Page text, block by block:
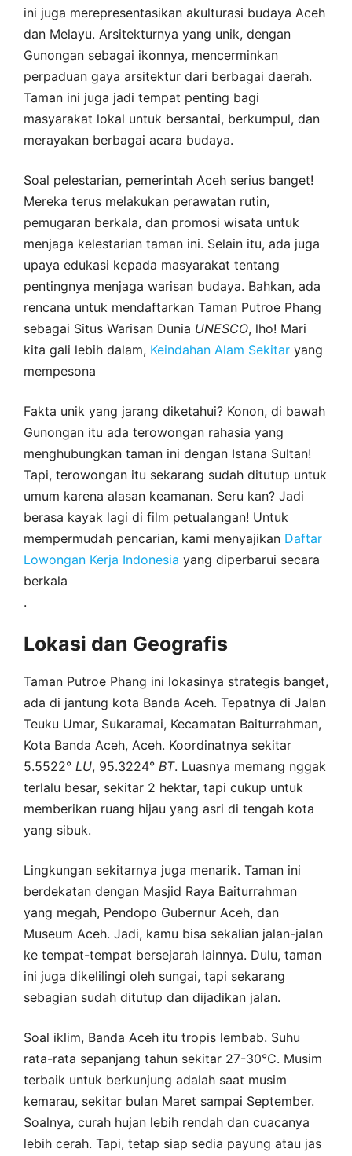
ini juga merepresentasikan akulturasi budaya Aceh
dan Melayu. Arsitekturnya yang unik, dengan
Gunongan sebagai ikonnya, mencerminkan
perpaduan gaya arsitektur dari berbagai daerah.
Taman ini juga jadi tempat penting bagi
masyarakat lokal untuk bersantai, berkumpul, dan
merayakan berbagai acara budaya.
Soal pelestarian, pemerintah Aceh serius banget!
Mereka terus melakukan perawatan rutin,
pemugaran berkala, dan promosi wisata untuk
menjaga kelestarian taman ini. Selain itu, ada juga
upaya edukasi kepada masyarakat tentang
pentingnya menjaga warisan budaya. Bahkan, ada
rencana untuk mendaftarkan Taman Putroe Phang
sebagai Situs Warisan Dunia UNESCO, lho! Mari
kita gali lebih dalam, Keindahan Alam Sekitar yang
mempesona
Fakta unik yang jarang diketahui? Konon, di bawah
Gunongan itu ada terowongan rahasia yang
menghubungkan taman ini dengan Istana Sultan!
Tapi, terowongan itu sekarang sudah ditutup untuk
umum karena alasan keamanan. Seru kan? Jadi
berasa kayak lagi di film petualangan! Untuk
mempermudah pencarian, kami menyajikan Daftar
Lowongan Kerja Indonesia yang diperbarui secara
berkala
.
Lokasi dan Geografis
Taman Putroe Phang ini lokasinya strategis banget,
ada di jantung kota Banda Aceh. Tepatnya di Jalan
Teuku Umar, Sukaramai, Kecamatan Baiturrahman,
Kota Banda Aceh, Aceh. Koordinatnya sekitar
5.5522° LU, 95.3224° BT. Luasnya memang nggak
terlalu besar, sekitar 2 hektar, tapi cukup untuk
memberikan ruang hijau yang asri di tengah kota
yang sibuk.
Lingkungan sekitarnya juga menarik. Taman ini
berdekatan dengan Masjid Raya Baiturrahman
yang megah, Pendopo Gubernur Aceh, dan
Museum Aceh. Jadi, kamu bisa sekalian jalan-jalan
ke tempat-tempat bersejarah lainnya. Dulu, taman
ini juga dikelilingi oleh sungai, tapi sekarang
sebagian sudah ditutup dan dijadikan jalan.
Soal iklim, Banda Aceh itu tropis lembab. Suhu
rata-rata sepanjang tahun sekitar 27-30°C. Musim
terbaik untuk berkunjung adalah saat musim
kemarau, sekitar bulan Maret sampai September.
Soalnya, curah hujan lebih rendah dan cuacanya
lebih cerah. Tapi, tetap siap sedia payung atau jas